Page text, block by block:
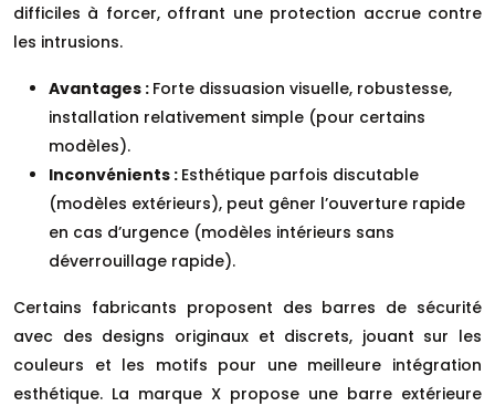
difficiles à forcer, offrant une protection accrue contre
les intrusions.
Avantages : Forte dissuasion visuelle, robustesse,
installation relativement simple (pour certains
modèles).
Inconvénients : Esthétique parfois discutable
(modèles extérieurs), peut gêner l’ouverture rapide
en cas d’urgence (modèles intérieurs sans
déverrouillage rapide).
Certains fabricants proposent des barres de sécurité
avec des designs originaux et discrets, jouant sur les
couleurs et les motifs pour une meilleure intégration
esthétique. La marque X propose une barre extérieure